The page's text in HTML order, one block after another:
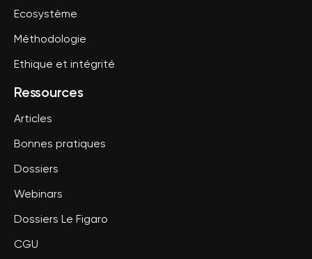
Ecosystème
Méthodologie
Ethique et intégrité
Ressources
Articles
Bonnes pratiques
Dossiers
Webinars
Dossiers Le Figaro
CGU